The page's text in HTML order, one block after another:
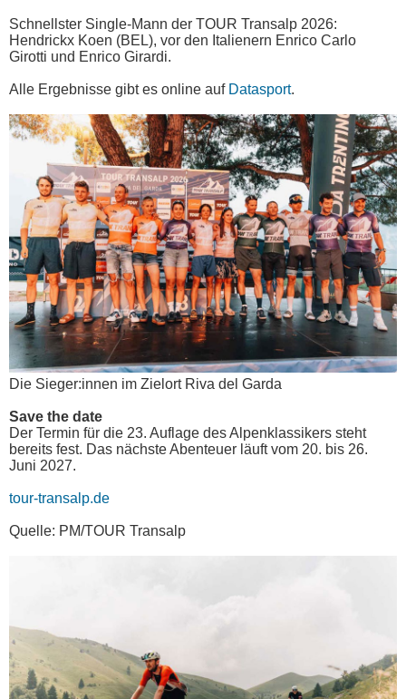
Schnellster Single-Mann der TOUR Transalp 2026:
Hendrickx Koen (BEL), vor den Italienern Enrico Carlo
Girotti und Enrico Girardi.
Alle Ergebnisse gibt es online auf Datasport.
Die Sieger:innen im Zielort Riva del Garda
Save the date
Der Termin für die 23. Auflage des Alpenklassikers steht
bereits fest. Das nächste Abenteuer läuft vom 20. bis 26.
Juni 2027.
tour-transalp.de
Quelle: PM/TOUR Transalp